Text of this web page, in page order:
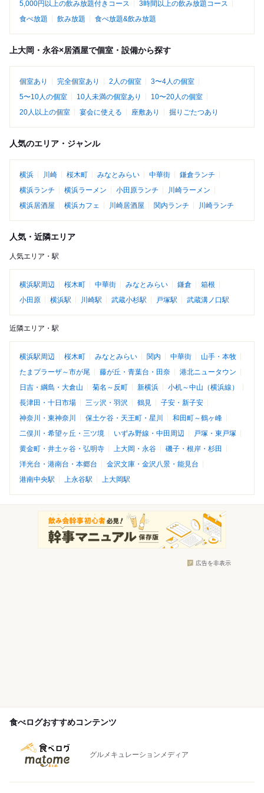
5,000円以上の飲み放題付きコース
3時間以上の飲み放題コース
食べ放題
飲み放題 食べ放題&飲み放題
上大岡・永谷×居酒屋で個室・設備から探す
個室あり 完全個室あり 2人の個室
3〜4人の個室
5〜10人の個室
10人未満の個室あり
10〜20人の個室
20人以上の個室
宴会に使える 座敷あり 掘りごたつあり
人気のエリア・ジャンル
横浜 川崎 桜木町 みなとみらい 中華街
鎌倉ランチ
横浜ランチ
横浜ラーメン 小田原ランチ
川崎ラーメン
横浜居酒屋
横浜カフェ 川崎居酒屋 関内ランチ 川崎ランチ
人気・近隣エリア
人気エリア・駅
横浜駅周辺 桜木町 中華街 みなとみらい 鎌倉
箱根
小田原
横浜駅 川崎駅 武蔵小杉駅 戸塚駅 武蔵溝ノ口駅
近隣エリア・駅
横浜駅周辺 桜木町 みなとみらい 関内 中華街
山手・本牧
たまプラーザ～市が尾
藤が丘・青葉台・田奈
港北ニュータウン
日吉・綱島・大倉山
菊名～反町 新横浜
小机～中山（横浜線）
長津田・十日市場
三ッ沢・羽沢 鶴見
子安・新子安
神奈川・東神奈川
保土ケ谷・天王町・星川
和田町～鶴ヶ峰
二俣川・希望ヶ丘・三ツ境
いずみ野線・中田周辺
戸塚・東戸塚
黄金町・井土ヶ谷・弘明寺
上大岡・永谷
磯子・根岸・杉田
洋光台・港南台・本郷台
金沢文庫・金沢八景・能見台
港南中央駅
上永谷駅 上大岡駅
広告を非表示
食べログおすすめコンテンツ
グルメキュレーションメディア